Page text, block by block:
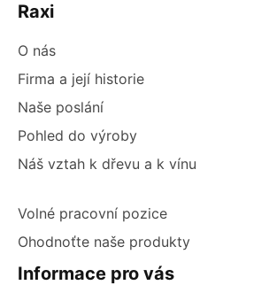
Raxi
O nás
Firma a její historie
Naše poslání
Pohled do výroby
Náš vztah k dřevu a k vínu
Volné pracovní pozice
Ohodnoťte naše produkty
Informace pro vás